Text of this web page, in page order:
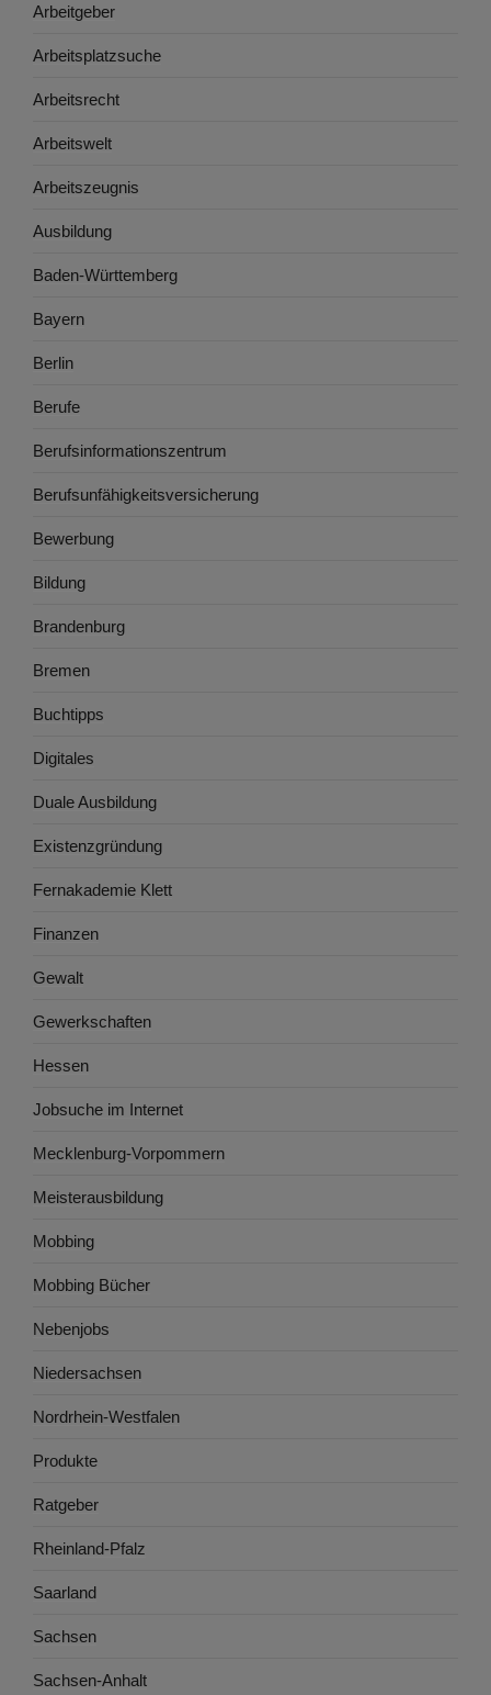
Arbeitgeber
Arbeitsplatzsuche
Arbeitsrecht
Arbeitswelt
Arbeitszeugnis
Ausbildung
Baden-Württemberg
Bayern
Berlin
Berufe
Berufsinformationszentrum
Berufsunfähigkeitsversicherung
Bewerbung
Bildung
Brandenburg
Bremen
Buchtipps
Digitales
Duale Ausbildung
Existenzgründung
Fernakademie Klett
Finanzen
Gewalt
Gewerkschaften
Hessen
Jobsuche im Internet
Mecklenburg-Vorpommern
Meisterausbildung
Mobbing
Mobbing Bücher
Nebenjobs
Niedersachsen
Nordrhein-Westfalen
Produkte
Ratgeber
Rheinland-Pfalz
Saarland
Sachsen
Sachsen-Anhalt